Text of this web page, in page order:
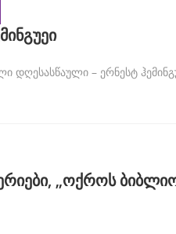
დღესასწაული – ერნესტ
, „ოქროს